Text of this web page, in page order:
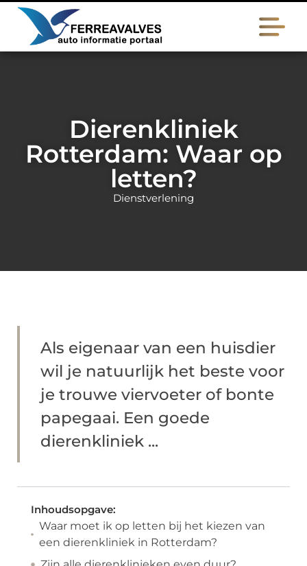
Dierenkliniek
Rotterdam: Waar op
letten?
Dienstverlening
Als eigenaar van een huisdier
wil je natuurlijk het beste voor
je trouwe viervoeter of bonte
papegaai. Een goede
dierenkliniek ...
Inhoudsopgave:
Waar moet ik op letten bij het kiezen van
een dierenkliniek in Rotterdam?